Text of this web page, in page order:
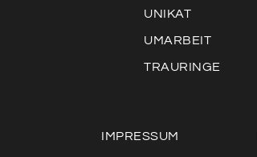
UNIKAT
UMARBEIT
TRAURINGE
IMPRESSUM